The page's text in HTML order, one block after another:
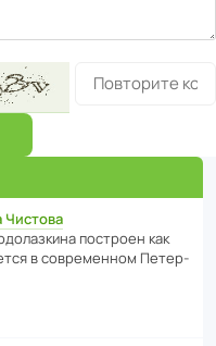
Чистова
пост­роен как
в совре­менном Пете­р­